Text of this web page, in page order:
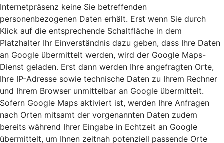
Internetpräsenz keine Sie betreffenden
personenbezogenen Daten erhält. Erst wenn Sie durch
Klick auf die entsprechende Schaltfläche in dem
Platzhalter Ihr Einverständnis dazu geben, dass Ihre Daten
an Google übermittelt werden, wird der Google Maps-
Dienst geladen. Erst dann werden Ihre angefragten Orte,
Ihre IP-Adresse sowie technische Daten zu Ihrem Rechner
und Ihrem Browser unmittelbar an Google übermittelt.
Sofern Google Maps aktiviert ist, werden Ihre Anfragen
nach Orten mitsamt der vorgenannten Daten zudem
bereits während Ihrer Eingabe in Echtzeit an Google
übermittelt, um Ihnen zeitnah potenziell passende Orte